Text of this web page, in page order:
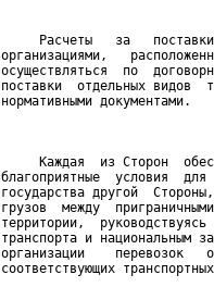
Расчеты   за
организациями,
осуществляться  по
поставки  отдельных видов
нормативными документами.
Каждая  из Сторон
благоприятные  условия  для
государства другой
грузов  между
территории,
транспорта и национальным
организации    перевозок
соответствующих